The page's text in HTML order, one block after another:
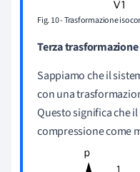
Fig. 10 - Trasformazione
Terza trasformazione
Sappiamo che il
con una
Questo significa che
compressione come